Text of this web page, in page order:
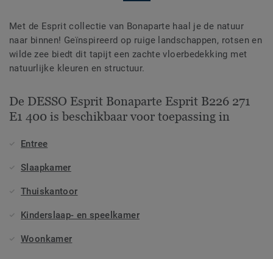
Met de Esprit collectie van Bonaparte haal je de natuur
naar binnen! Geïnspireerd op ruige landschappen, rotsen en
wilde zee biedt dit tapijt een zachte vloerbedekking met
natuurlijke kleuren en structuur.
De DESSO Esprit Bonaparte Esprit B226 271
E1 400 is beschikbaar voor toepassing in
Entree
Slaapkamer
Thuiskantoor
Kinderslaap- en speelkamer
Woonkamer